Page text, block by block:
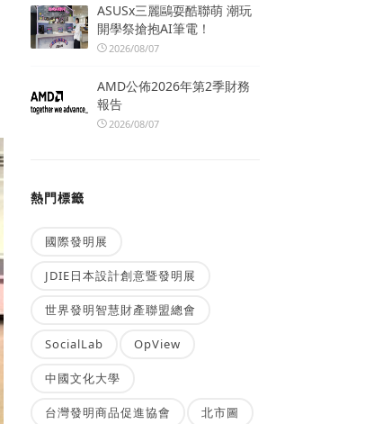
ASUSx三麗鷗耍酷聯萌 潮玩
開學祭搶抱AI筆電！
2026/08/07
AMD公佈2026年第2季財務
報告
2026/08/07
熱門標籤
國際發明展
JDIE日本設計創意暨發明展
世界發明智慧財產聯盟總會
SocialLab OpView
中國文化大學
台灣發明商品促進協會 北市圖